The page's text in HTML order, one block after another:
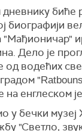
биће
биографији
Дело је
од водећих
"
на енглеском
у бечки музеј
"Светло,